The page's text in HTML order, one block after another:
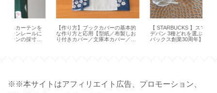
【作り方】ブックカバーの基本的
な作り方と応用【型紙／布製しお
り付きカバー／文庫本カバー／ハ
【 STARBUCKS 】スマトラ マサ
デパン 3種どれを選ぶ？【スター
バックス創業30周年】
※※本サイトはアフィリエイト広告、プロモーション、